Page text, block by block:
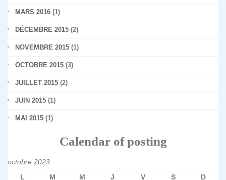
MARS 2016 (1)
DÉCEMBRE 2015 (2)
NOVEMBRE 2015 (1)
OCTOBRE 2015 (3)
JUILLET 2015 (2)
JUIN 2015 (1)
MAI 2015 (1)
Calendar of posting
octobre 2023
L
M M J V S D